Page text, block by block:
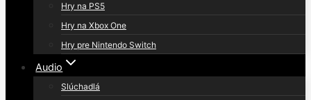
Hry na PS5
Hry na Xbox One
Hry pre Nintendo Switch
Audio
Slúchadlá